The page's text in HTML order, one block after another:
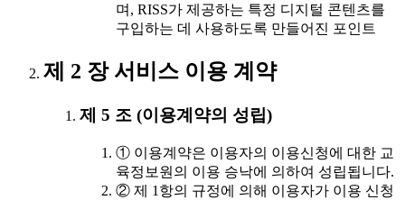
며, RISS가 제공하는 특정 디지털 콘텐츠를
구입하는 데 사용하도록 만들어진 포인트
제 2 장 서비스 이용 계약
제 5 조 (이용계약의 성립)
① 이용계약은 이용자의 이용신청에 대한 교
육정보원의 이용 승낙에 의하여 성립됩니다.
② 제 1항의 규정에 의해 이용자가 이용 신청